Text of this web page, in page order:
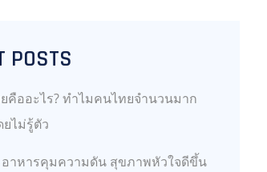
POSTS
คืออะไร? ทำไมคนไทยจำนวนมาก
ไม่รู้ตัว
อาหารคุมความดัน สุขภาพหัวใจดีขึ้น